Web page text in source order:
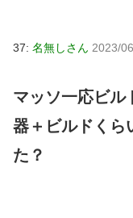
37: 名無しさん 2023/
マッソ一応ビル
器＋ビルドくら
た？